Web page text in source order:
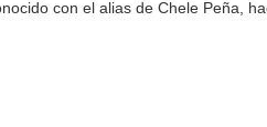
con el alias de Chele Peña,